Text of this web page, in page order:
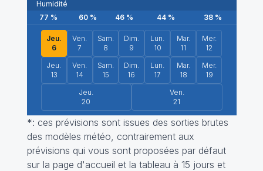
Humidité
77 % 60 % 46 % 44 % 38 %
Jeu.
6
Ven.
7
Sam.
8
Dim.
9
Lun.
10
Mar.
11
Mer.
12
Jeu.
13
Ven.
14
Sam.
15
Dim.
16
Lun.
17
Mar.
18
Mer.
19
Jeu.
20
Ven.
21
*: ces prévisions sont issues des sorties brutes
des modèles météo, contrairement aux
prévisions qui vous sont proposées par défaut
sur la page d'accueil et la tableau à 15 jours et